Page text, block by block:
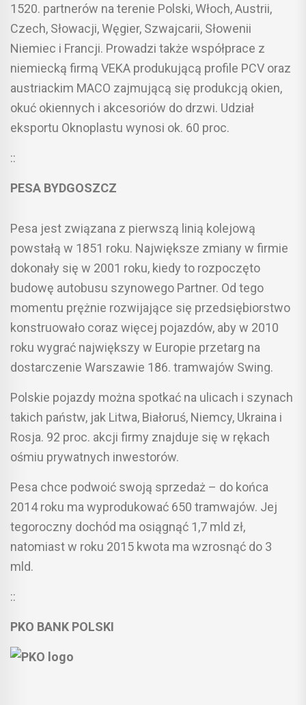
1520. partnerów na terenie Polski, Włoch, Austrii,
Czech, Słowacji, Węgier, Szwajcarii, Słowenii
Niemiec i Francji. Prowadzi także współprace z
niemiecką firmą VEKA produkującą profile PCV oraz
austriackim MACO zajmującą się produkcją okien,
okuć okiennych i akcesoriów do drzwi. Udział
eksportu Oknoplastu wynosi ok. 60 proc.
::
PESA BYDGOSZCZ
Pesa jest związana z pierwszą linią kolejową
powstałą w 1851 roku. Największe zmiany w firmie
dokonały się w 2001 roku, kiedy to rozpoczęto
budowę autobusu szynowego Partner. Od tego
momentu prężnie rozwijające się przedsiębiorstwo
konstruowało coraz więcej pojazdów, aby w 2010
roku wygrać największy w Europie przetarg na
dostarczenie Warszawie 186. tramwajów Swing.
Polskie pojazdy można spotkać na ulicach i szynach
takich państw, jak Litwa, Białoruś, Niemcy, Ukraina i
Rosja. 92 proc. akcji firmy znajduje się w rękach
ośmiu prywatnych inwestorów.
Pesa chce podwoić swoją sprzedaż – do końca
2014 roku ma wyprodukować 650 tramwajów. Jej
tegoroczny dochód ma osiągnąć 1,7 mld zł,
natomiast w roku 2015 kwota ma wzrosnąć do 3
mld.
::
PKO BANK POLSKI